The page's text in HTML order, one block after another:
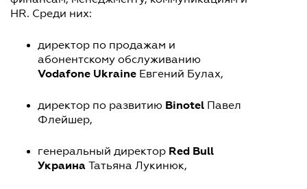
HR. Среди них:
директор по продажам и
абонентскому обслуживанию
Vodafone Ukraine Евгений Булах,
директор по развитию Binotel Павел
Флейшер,
генеральный директор Red Bull
Украина Татьяна Лукинюк,